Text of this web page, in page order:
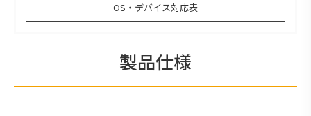
OS・デバイス対応表
製品仕様